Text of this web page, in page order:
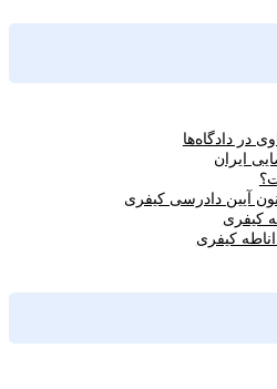
در دادگاه‌ها
ایران
آیین دادرسی کیفری
کیفری
کیفری